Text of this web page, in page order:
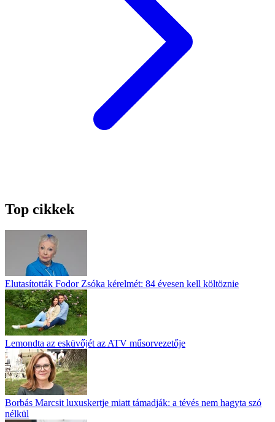
Top cikkek
Elutasították Fodor Zsóka kérelmét: 84 évesen kell költöznie
Lemondta az esküvőjét az ATV műsorvezetője
Borbás Marcsit luxuskertje miatt támadják: a tévés nem hagyta szó
nélkül